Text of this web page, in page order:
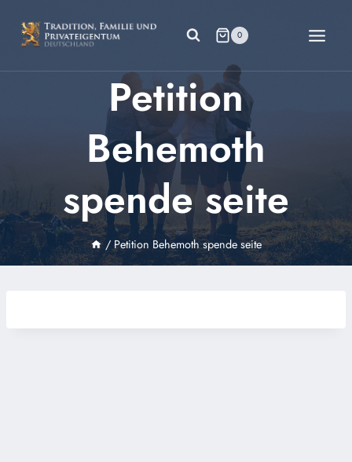
Inhalt
springen
0
Petition
Behemoth
spende seite
/ Petition Behemoth spende seite